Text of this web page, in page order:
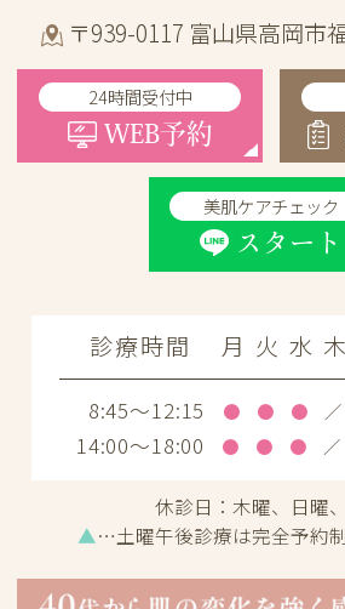
〒939-0117 富山県高岡市
24時間受付中
WEB予約
美肌ケアチェック
スタート
診療時間 月 火 水 木
8:45～12:15 ● ● ● ／
14:00～18:00 ● ● ● ／
休診日： 木曜、日曜
▲…土曜午後診療は完全予約制